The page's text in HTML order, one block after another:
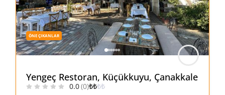
ÖNE ÇIKANLAR
Yengeç Restoran, Küçükkuyu, Çanakkale
0.0(0)₺₺₺₺